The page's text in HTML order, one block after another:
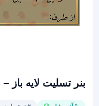
بنر تسلیت لایه باز